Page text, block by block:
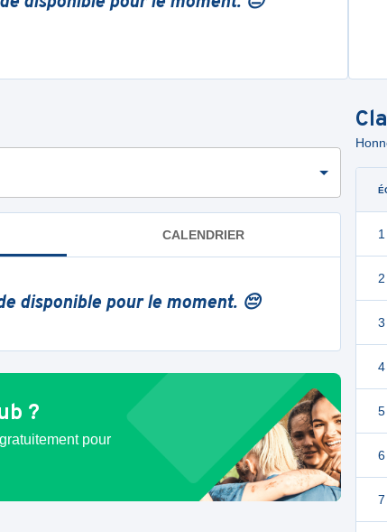
CALENDRIER
disponible pour le moment. 😔
?
pour
1
2
3
4
5
6
7